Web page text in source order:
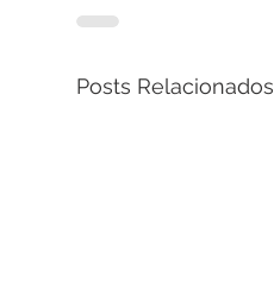
Posts Relacionados